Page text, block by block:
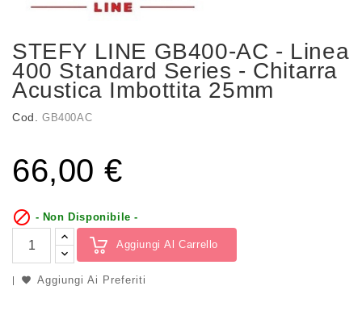
STEFY LINE GB400-AC - Linea
400 Standard Series - Chitarra
Acustica Imbottita 25mm
Cod. GB400AC
66,00 €
 - Non Disponibile -
Aggiungi Al Carrello
Aggiungi Ai Preferiti